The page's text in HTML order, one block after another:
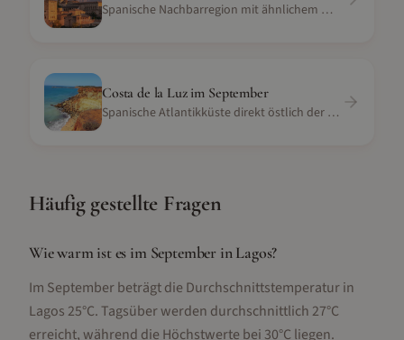
Spanische Nachbarregion mit ähnlichem mediterranem Klima und reicher Kulturgeschichte
Costa de la Luzim September
Spanische Atlantikküste direkt östlich der portugiesischen Grenze mit ähnlichen Surf- und Strandcharakter
Häufig gestellte Fragen
Wie warm ist es im September in Lagos?
Im September beträgt die Durchschnittstemperatur in
Lagos 25°C. Tagsüber werden durchschnittlich 27°C
erreicht, während die Höchstwerte bei 30°C liegen.